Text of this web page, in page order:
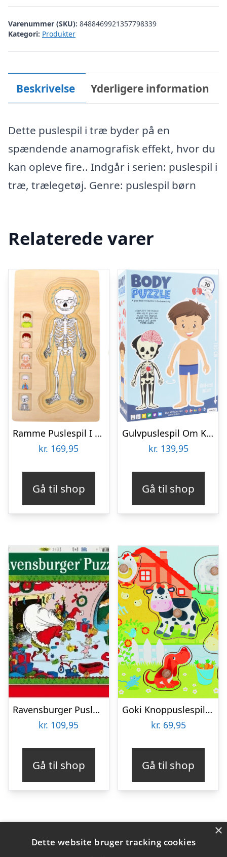
Varenummer (SKU): 8488469921357798339
Kategori: Produkter
Beskrivelse Yderligere information
Dette puslespil i træ byder på en
spændende anamografisk effekt, hvor du
kan opleve fire.. Indgår i serien: puslespil i
træ, trælegetøj. Genre: puslespil børn
Relaterede varer
Ramme Puslespil I Træ – Anatomi – Dreng – Small Foot
kr. 169,95
Gå til shop
Gulvpuslespil Om Kroppen – Dreng
kr. 139,95
Gå til shop
Ravensburger Puslespil – The Grinch – 100 Xxl Brikker
kr. 109,95
Gå til shop
Goki Knoppuslespil – Bondegårdsdyr – Træ – 8 Brikker
kr. 69,95
Gå til shop
Varekategorier
×
Dette website bruger tracking cookies